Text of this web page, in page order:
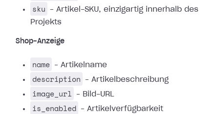
sku
– Artikel-SKU, einzigartig innerhalb des
Projekts
Shop-Anzeige
name – Artikelname
description – Artikelbeschreibung
image_url – Bild-URL
is_enabled – Artikelverfügbarkeit